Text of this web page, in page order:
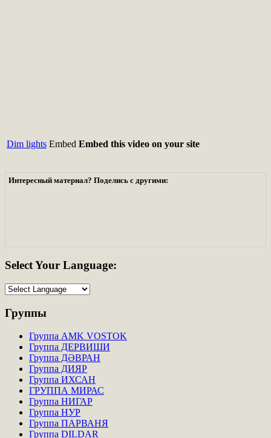
Dim lights Embed Embed this video on your site
Интересный материал? Поделись с другими:
SelectYour Language:
Группы
Группа AMK VOSTOK
Группа ДЕРВИШИ
Группа ДӘВРАН
Группа ДИЯР
Группа ИХСАН
ГРУППА МИРАС
Группа НИГАР
Группа НУР
Группа ПАРВАНЯ
Группа DILDAR